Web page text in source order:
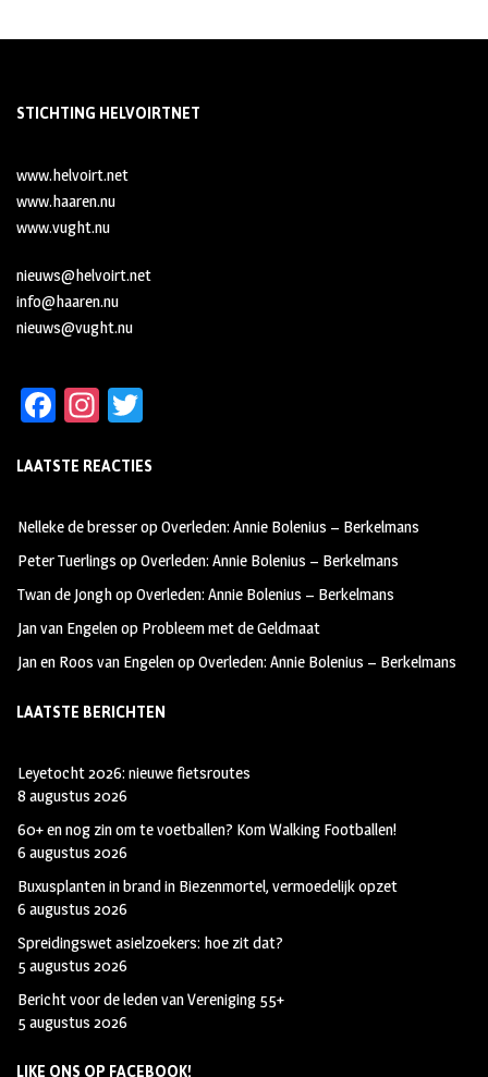
STICHTING HELVOIRTNET
www.helvoirt.net
www.haaren.nu
www.vught.nu
nieuws@helvoirt.net
info@haaren.nu
nieuws@vught.nu
Fa
b
oo
k
In
ag
m
tt
LAATSTE REACTIES
Nelleke de bresseropOverleden: Annie Bolenius – Berkelmans
Peter Tuerlings opOverleden: Annie Bolenius – Berkelmans
Twan de JonghopOverleden: Annie Bolenius – Berkelmans
Jan van Engelenop Probleem met de Geldmaat
Jan en Roos van EngelenopOverleden: Annie Bolenius – Berkelmans
LAATSTE BERICHTEN
Leyetocht 2026: nieuwe fietsroutes
8 augustus 2026
60+ en nog zin om te voetballen? Kom Walking Footballen!
6 augustus 2026
Buxusplanten in brand in Biezenmortel, vermoedelijk opzet
6 augustus 2026
Spreidingswet asielzoekers: hoe zit dat?
5 augustus 2026
Bericht voor de leden van Vereniging 55+
5 augustus 2026